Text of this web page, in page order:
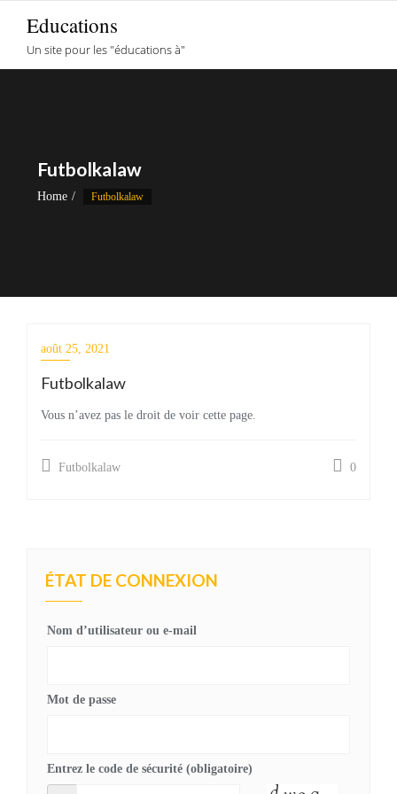
content
Educations
Un site pour les "éducations à"
Futbolkalaw
Home Futbolkalaw
août 25, 2021
Futbolkalaw
Vous n’avez pas le droit de voir cette page.
Futbolkalaw 0
ÉTAT DE CONNEXION
Nom d’utilisateur ou e-mail
Mot de passe
Entrez le code de sécurité (obligatoire)